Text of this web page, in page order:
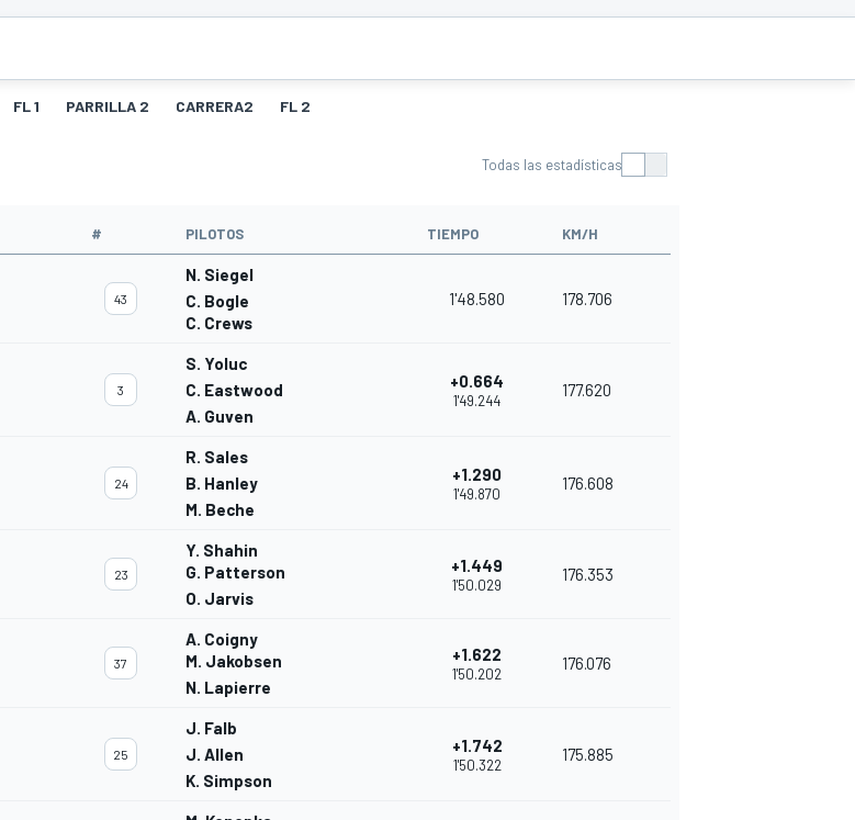
FL 1 PARRILLA 2 CARRERA2 FL 2
Todas las estadísticas
# PILOTOS TIEMPO KM/H
43
N. Siegel
C. Bogle
C. Crews
1'48.580 178.706
3
S. Yoluc
C. Eastwood
A. Guven
+0.664
1'49.244
177.620
24
R. Sales
B. Hanley
M. Beche
+1.290
1'49.870
176.608
23
Y. Shahin
G. Patterson
O. Jarvis
+1.449
1'50.029
176.353
37
A. Coigny
M. Jakobsen
N. Lapierre
+1.622
1'50.202
176.076
25
J. Falb
J. Allen
K. Simpson
+1.742
1'50.322
175.885